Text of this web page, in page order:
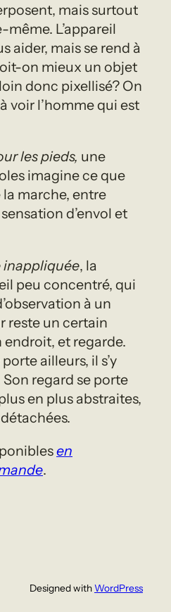
mais surtout
L’appareil
aider, mais se rend à
on mieux un objet
donc pixellisé? On
voir l’homme qui est
les pieds, une
imagine ce que
marche, entre
d’envol et
inappliquée, la
peu concentré, qui
à un
reste un certain
et regarde.
ailleurs, il s’y
regard se porte
en plus abstraites,
en
.
Designed withWordPress